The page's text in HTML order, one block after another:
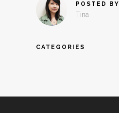
POSTED BY
Tina
CATEGORIES